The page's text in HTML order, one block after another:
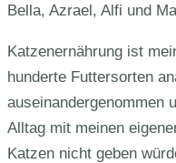
Bella, Azrael, Alfi und
Katzenernährung ist
hunderte Futtersorten
auseinandergenommen
Alltag mit meinen
Katzen nicht geben